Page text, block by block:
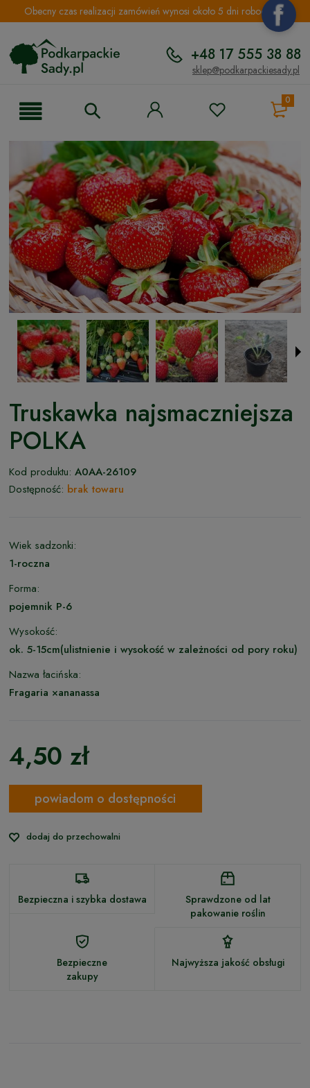
Obecny czas realizacji zamówień wynosi około 5 dni roboczych.
+48 17 555 38 88
sklep@podkarpackiesady.pl
0
Truskawka najsmaczniejsza
POLKA
Kod produktu: A0AA-26109
Dostępność: brak towaru
Wiek sadzonki:
1-roczna
Forma:
pojemnik P-6
Wysokość:
ok. 5-15cm(ulistnienie i wysokość w zależności od pory roku)
Nazwa łacińska:
Fragaria ×ananassa
4,50 zł
powiadom o dostępności
dodaj do przechowalni
Bezpieczna i szybka dostawa
Sprawdzone od lat
pakowanie roślin
Bezpieczne
zakupy
Najwyższa jakość obsługi